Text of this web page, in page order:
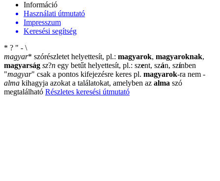
Információ
Használati útmutató
Impresszum
Keresési segítség
* ? " - \
magyar* szórészletet helyettesít, pl.: magyarok, magyaroknak,
magyarság sz?n egy betűt helyettesít, pl.: szent, szán, színben
"magyar" csak a pontos kifejezésre keres pl. magyarok-ra nem -
alma kihagyja azokat a találatokat, amelyben az alma szó
megtalálható Részletes keresési útmutató